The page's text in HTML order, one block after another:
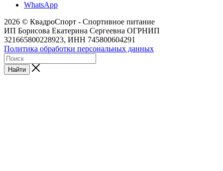
WhatsApp
2026 © КвадроСпорт - Спортивное питание
ИП Борисова Екатерина Сергеевна ОГРНИП
321665800228923, ИНН 745800604291
Политика обработки персональных данных
Найти